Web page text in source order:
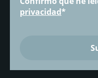
privacidad*